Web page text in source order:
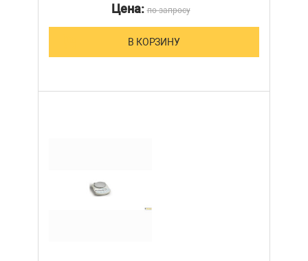
Цена:по запросу
В КОРЗИНУ